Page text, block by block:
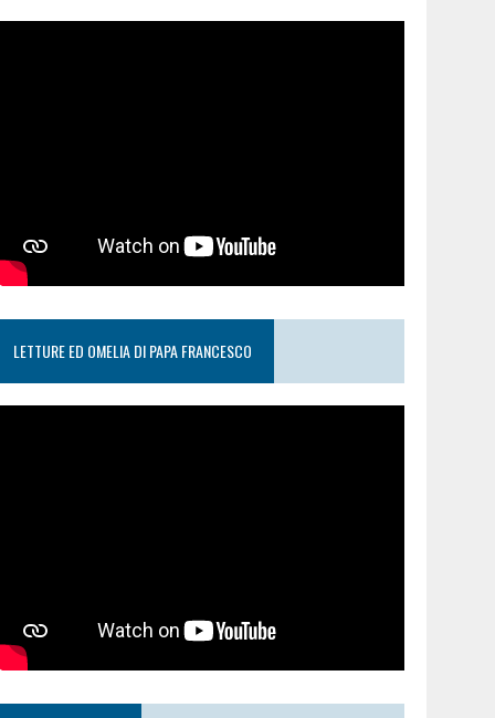
LETTURE ED OMELIA DI PAPA FRANCESCO